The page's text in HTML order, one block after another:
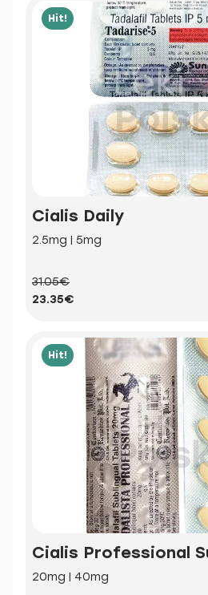
Hit!
Cialis Daily
2.5mg | 5mg
31.05€
23.35€
Hit!
Cialis Professional
20mg | 40mg